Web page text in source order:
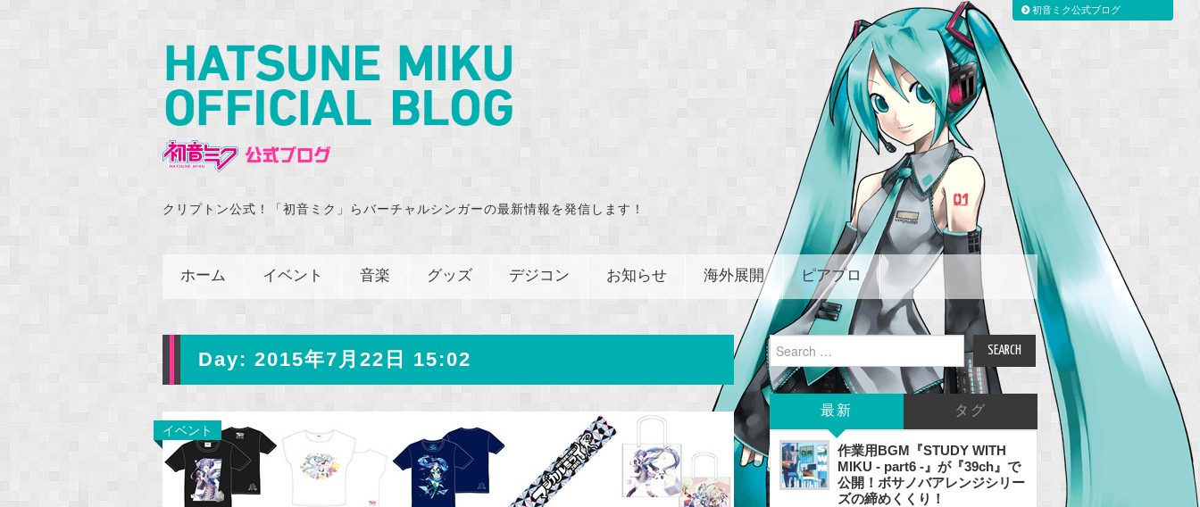
クリプトン公式！「初音ミク」らバーチャルシンガーの最新情報を発信します！
ホーム イベント 音楽 グッズ デジコン お知らせ 海外展開 ピアプロ
Day: 2015年7月22日 15:02
イベント
Search
for:
最新 タグ
作業用BGM『STUDY WITH
MIKU - part6 -』が『39ch』で
公開！ボサノバアレンジシリー
ズの締めくくり！
初音ミク公式ブログ